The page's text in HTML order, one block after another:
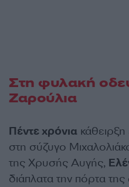
Στη φυλακή
Ζαρούλια
Πέντε χρόνια
στη σύζυγο
της Χρυσής Αυγής,
διάπλατα την πόρτα